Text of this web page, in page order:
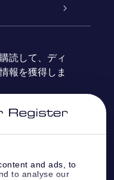
and ads, to
to analyse our
読して、ディ
報を獲得しま